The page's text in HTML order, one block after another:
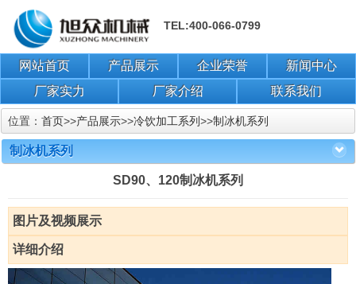
TEL:400-066-0799
网站首页 产品展示 企业荣誉
新闻中心
厂家实力
厂家介绍 联系我们
位置： 首页>>产品展示>>冷饮加工系列>>制冰机系列
制冰机系列
SD90、120制冰机系列
图片及视频展示
详细介绍